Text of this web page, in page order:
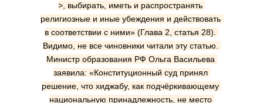
>, выбирать, иметь и распространять
религиозные и иные убеждения и действовать
в соответствии с ними» (Глава 2, статья 28).
Видимо, не все чиновники читали эту статью.
Министр образования РФ Ольга Васильева
заявила: «Конституционный суд принял
решение, что хиджабу, как подчёркивающему
национальную принадлежность, не место